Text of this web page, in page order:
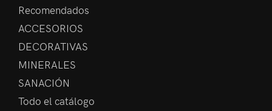
Recomendados
ACCESORIOS
DECORATIVAS
MINERALES
SANACIÓN
Todo el catálogo